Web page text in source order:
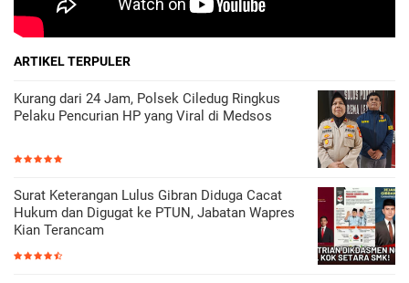
ARTIKEL TERPULER
Kurang dari 24 Jam, Polsek Ciledug Ringkus
Pelaku Pencurian HP yang Viral di Medsos
Surat Keterangan Lulus Gibran Diduga Cacat
Hukum dan Digugat ke PTUN, Jabatan Wapres
Kian Terancam